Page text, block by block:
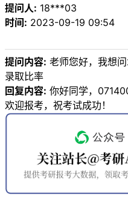
提问人: 18***03
时间: 2023-09-19 09:54
提问内容: 老师您好，我想
录取比率
回复内容: 你好同学，
欢迎报考，祝考试成功！